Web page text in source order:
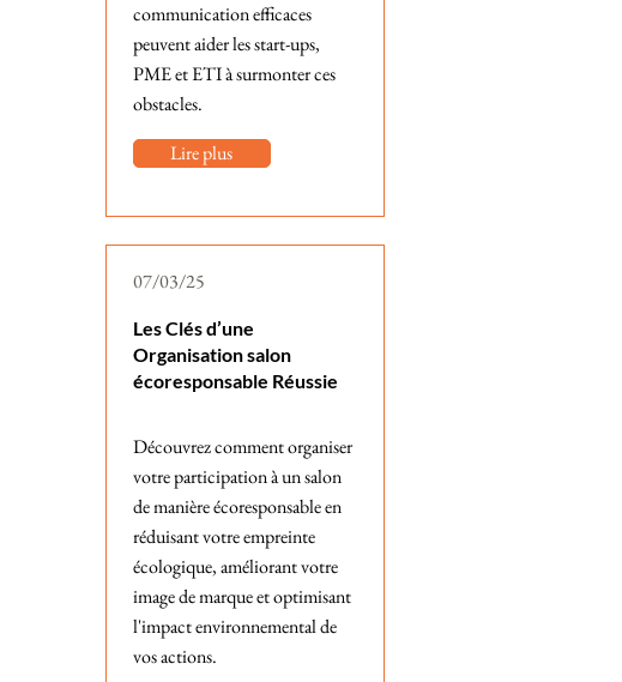
communication efficaces
peuvent aider les start-ups,
PME et ETI à surmonter ces
obstacles.
Lire plus
07/03/25
Les Clés d’une
Organisation salon
écoresponsable Réussie
Découvrez comment organiser
votre participation à un salon
de manière écoresponsable en
réduisant votre empreinte
écologique, améliorant votre
image de marque et optimisant
l'impact environnemental de
vos actions.